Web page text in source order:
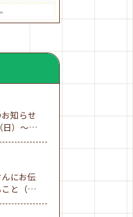
知らせ
日）～16
にお伝
と（夏